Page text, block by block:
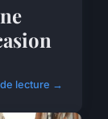
lecture →